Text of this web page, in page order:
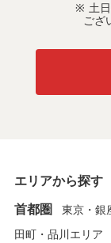
土
ござ
エリアから探す
首都圏 東京・銀
田町・品川エリア